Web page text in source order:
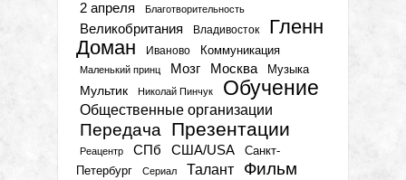
2 апреля Благотворительность
Великобритания Владивосток
Гленн
Доман
Иваново Коммуникация
Маленький принц Мозг Москва Музыка
Мультик Николай Пинчук Обучение
Общественные организации
Передача Презентации
Реацентр СПб США/USA
Санкт-
Петербург
Сериал Талант Фильм